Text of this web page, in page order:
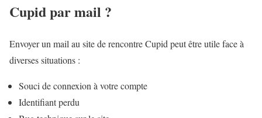
Cupid par mail ?
Envoyer un mail au site de rencontre Cupid peut être utile face à
diverses situations :
Souci de connexion à votre compte
Identifiant perdu